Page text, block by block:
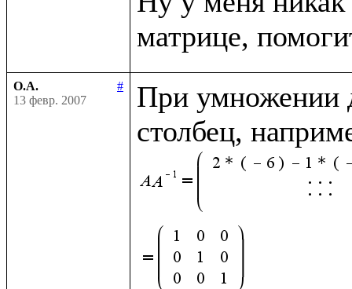
О.А.
#
13 февр. 2007
При умножении
столбец,